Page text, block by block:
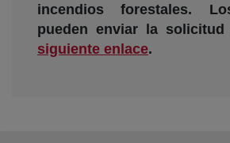
incendios forestales.
pueden enviar la
siguiente enlace.